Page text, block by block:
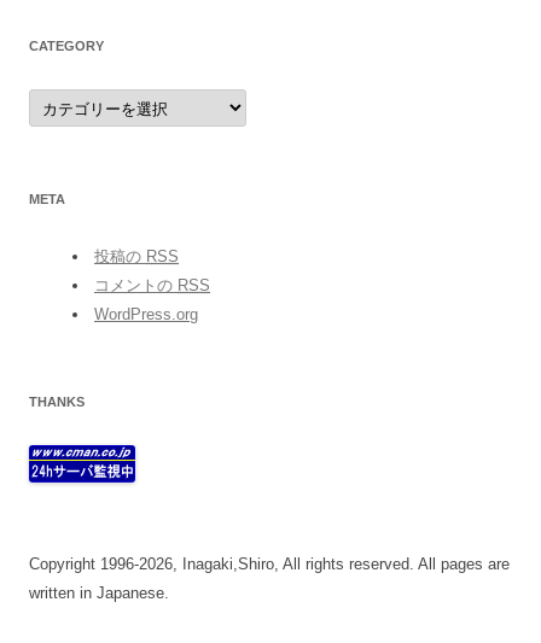
CATEGORY
category
META
投稿の RSS
コメントの RSS
WordPress.org
THANKS
Copyright 1996-2026, Inagaki,Shiro, All rights reserved. All pages are
written in Japanese.